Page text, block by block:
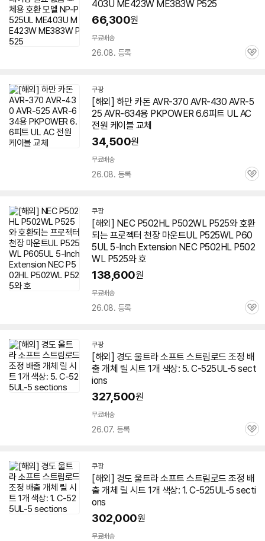
403U ME423W ME383W P525
66,300원
무료배송
26.08. 등록
관
쿠팡
[해외] 하만 카돈 AVR-370 AVR-430 AVR-5
25 AVR-634용 PKPOWER 6.6피트 UL AC
전원 케이블 교체
34,500원
무료배송
26.08. 등록
관
쿠팡
[해외] NEC P502HL P502WL P525와 호환
되는 프로젝터 천장 마운트UL P525WL P60
5UL 5-Inch Extension NEC P502HL P502
WL P525와 호
138,600원
무료배송
26.08. 등록
관
쿠팡
[해외] 경도 울트라 소프트 스트림로드 조정 배
출 개체 릴 시트 1개 색상: 5. C-525UL-5 sect
ions
327,500원
무료배송
26.07. 등록
관
쿠팡
[해외] 경도 울트라 소프트 스트림로드 조정 배
출 개체 릴 시트 1개 색상: 1. C-525UL-5 secti
ons
302,000원
무료배송 세부정보 열기/접기